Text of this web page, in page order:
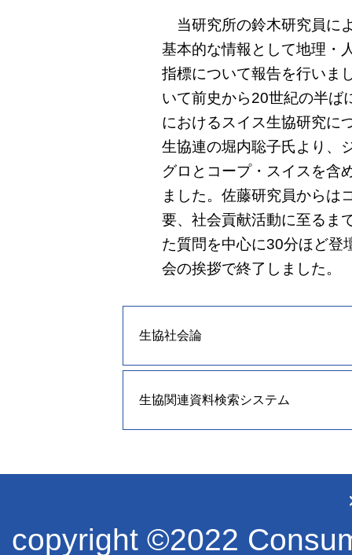
当研究所の鈴木研究員に
基本的な情報として地理・
指標について報告を行いま
いて前史から20世紀の半ば
におけるスイス生協研究に
生協連の堀内聡子氏より、
グロとコープ・スイスを含
ました。佐藤研究員からは
要、社会貢献活動に至るま
た質問を中心に30分ほど登
会の挨拶で終了しました。
生協社会論
生協関連資料検索システム
copyright ©2022